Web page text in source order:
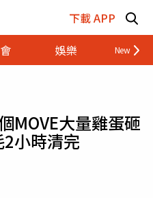
下載 APP
娛樂 財經
MOVE大量雞蛋砸
小時清完